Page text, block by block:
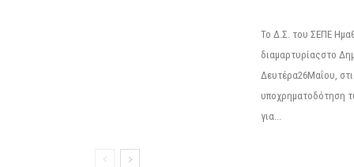
Το Δ.Σ. του ΣΕΠΕ
διαμαρτυρίαςστο
Δευτέρα26Μαΐου,
υποχρηματοδότηση
για...